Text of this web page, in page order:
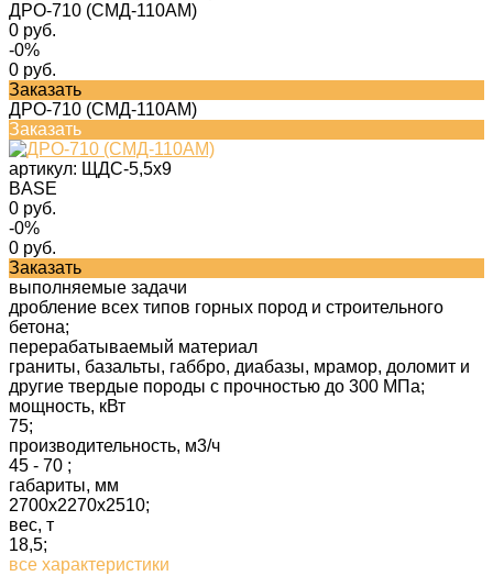
ДРО-710 (СМД-110АМ)
0 руб.
-0%
0 руб.
Заказать
ДРО-710 (СМД-110АМ)
Заказать
артикул: ЩДС-5,5х9
BASE
0 руб.
-0%
0 руб.
Заказать
выполняемые задачи
дробление всех типов горных пород и строительного
бетона;
перерабатываемый материал
граниты, базальты, габбро, диабазы, мрамор, доломит и
другие твердые породы с прочностью до 300 МПа;
мощность, кВт
75;
производительность, м3/ч
45 - 70 ;
габариты, мм
2700х2270х2510;
вес, т
18,5;
все характеристики